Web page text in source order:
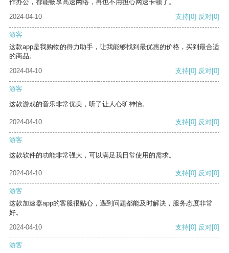
作办公，都能畅享高速网络，再也不用担心网速卡顿了。
2024-04-10
支持[0] 反对[0]
游客
这款app是我购物的得力助手，让我能够找到最优惠的价格，买到最合适
的商品。
2024-04-10
支持[0] 反对[0]
游客
这款游戏的音乐非常优美，听了让人心旷神怡。
2024-04-10 支持[0] 反对[0]
游客
这款软件的功能非常强大，可以满足我日常使用的需求。
2024-04-10 支持[0] 反对[0]
游客
这款加速器app的客服很贴心，遇到问题都能及时解决，服务态度非常
好。
2024-04-10
支持[0] 反对[0]
游客